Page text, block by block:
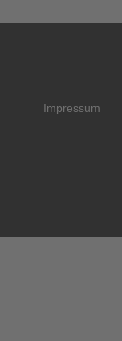
Impressum